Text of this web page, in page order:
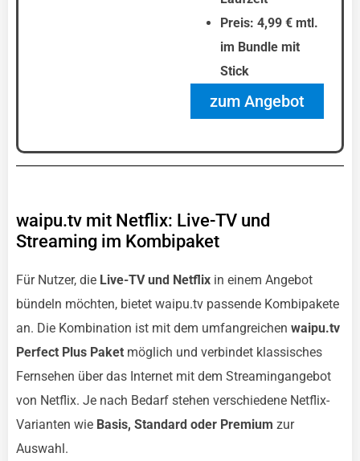
Preis: 4,99 € mtl.
im Bundle mit
Stick
zum Angebot
waipu.tv mit Netflix: Live-TV und
Streaming im Kombipaket
Für Nutzer, die Live-TV und Netflix in einem Angebot
bündeln möchten, bietet waipu.tv passende Kombipakete
an. Die Kombination ist mit dem umfangreichen waipu.tv
Perfect Plus Paket möglich und verbindet klassisches
Fernsehen über das Internet mit dem Streamingangebot
von Netflix. Je nach Bedarf stehen verschiedene Netflix-
Varianten wie Basis, Standard oder Premium zur
Auswahl.